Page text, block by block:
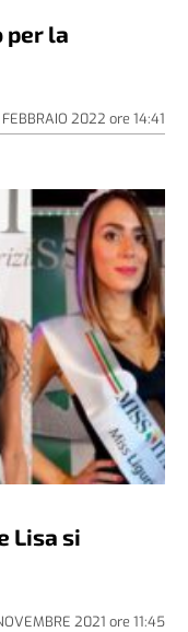
per la
2022 ore 14:41
Lisa si
2021 ore 11:45